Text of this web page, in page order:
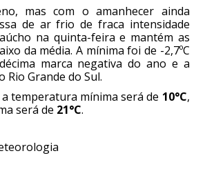
mas com o amanhecer ainda
de ar frio de fraca intensidade
na quinta-feira e mantém as
da média. A mínima foi de -2,7ºC
marca negativa do ano e a
Rio Grande do Sul.
a temperatura mínima será de 10°C,
será de 21°C.